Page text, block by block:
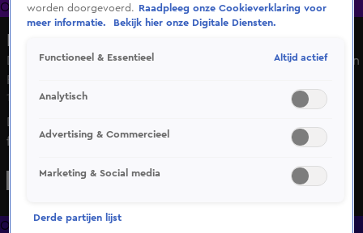
OranjezomerLivestreamsShop
Drie gewonden, onder wie een minderjarige, bij botsing in
Raamsdonksveer
12 aug 2025, 12:38
Drie mensen raakten dinsdagochtend gewond bij een
frontale aanrijding tussen twee auto's op de
slachtoffers is minderjarig. Het is nog onduidelijk hoe dit
Overzicht
worden doorgevoerd.
Raadpleeg onze Cookieverklaring voor
meer informatie.
Bekijk hier onze Digitale Diensten.
Functioneel & Essentieel Altijd actief
Analytisch
Advertising & Commercieel
Marketing & Social media
Derde partijen lijst